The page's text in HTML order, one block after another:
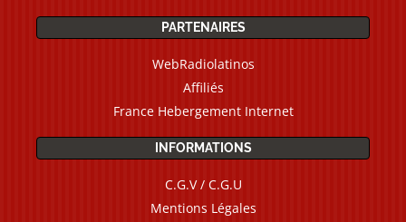
PARTENAIRES
WebRadiolatinos
Affiliés
France Hebergement Internet
INFORMATIONS
C.G.V / C.G.U
Mentions Légales